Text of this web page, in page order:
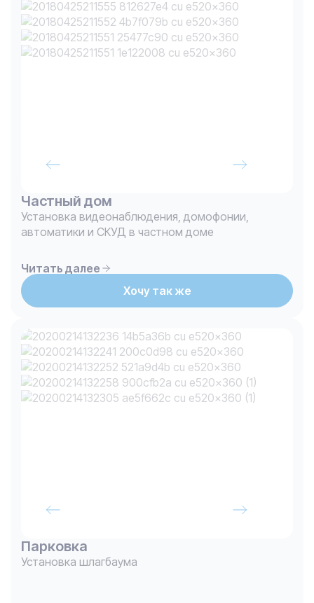
Частный дом
Установка видеонаблюдения, домофонии,
автоматики и СКУД в частном доме
Читать далее
Хочу так же
Парковка
Установка шлагбаума